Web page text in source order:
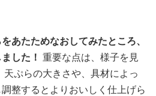
あたためなおしてみたところ、
した！ 重要な点は、様子を見
ぷらの大きさや、具材によっ
整するとよりおいしく仕上げら